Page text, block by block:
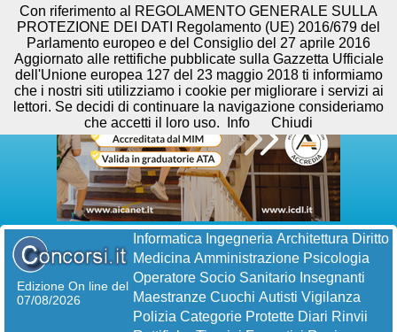
Edizione On line del
07/08/2026
Informatica Ingegneria Architettura Diritto
Medicina Amministrazione Psicologia
Operatore Socio Sanitario Insegnanti
Maestranze Cuochi Autisti Vigilanza
Polizia Categorie Protette Diari Rinvii
Con riferimento al REGOLAMENTO GENERALE SULLA
PROTEZIONE DEI DATI Regolamento (UE) 2016/679 del
Parlamento europeo e del Consiglio del 27 aprile 2016
Aggiornato alle rettifiche pubblicate sulla Gazzetta Ufficiale
dell'Unione europea 127 del 23 maggio 2018 ti informiamo
che i nostri siti utilizziamo i cookie per migliorare i servizi ai
lettori. Se decidi di continuare la navigazione consideriamo
che accetti il loro uso.
Info Chiudi